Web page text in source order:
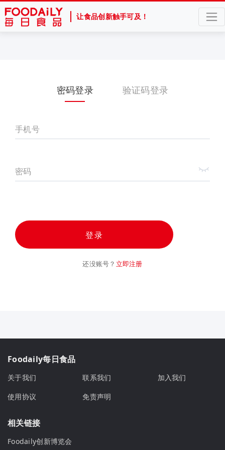
让食品创新触手可及！
密码登录 验证码登录
手机号
密码
登录
还没账号？ 立即注册
Foodaily每日食品
关于我们 联系我们
加入我们
使用协议
免责声明
相关链接
Foodaily创新博览会